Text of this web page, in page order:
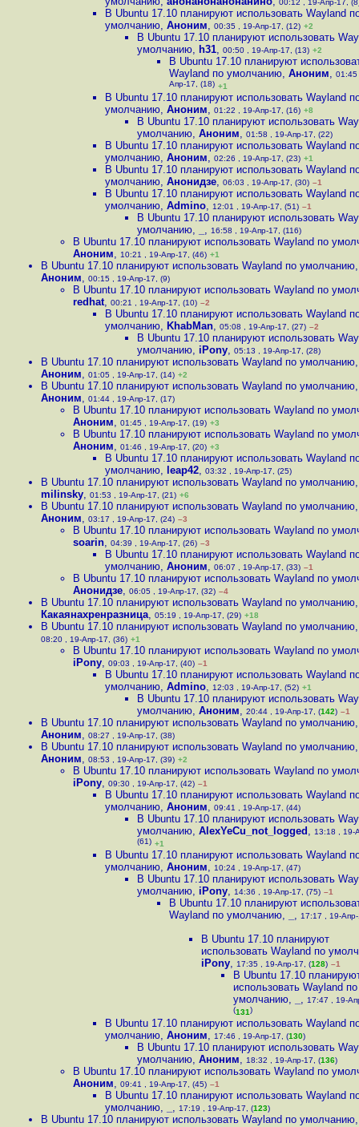
00:12 , 19-Апр-17,
В Ubuntu 17.10 планируют использовать Wayland
умолчанию, Аноним, 00:35 , 19-Апр-17, (12) +2
В Ubuntu 17.10 планируют использовать
умолчанию, h31, 00:50 , 19-Апр-17, (13) +2
В Ubuntu 17.10 планируют
Wayland по умолчанию, Аноним, 01:45
Апр-17, (18) +1
В Ubuntu 17.10 планируют использовать Wayland
умолчанию, Аноним, 01:22 , 19-Апр-17, (16) +8
В Ubuntu 17.10 планируют использовать
умолчанию, Аноним, 01:58 , 19-Апр-17, (22)
В Ubuntu 17.10 планируют использовать Wayland
умолчанию, Аноним, 02:26 , 19-Апр-17, (23) +1
В Ubuntu 17.10 планируют использовать Wayland
умолчанию, Анонидзе, 06:03 , 19-Апр-17, (30) –1
В Ubuntu 17.10 планируют использовать Wayland
умолчанию, Admino, 12:01 , 19-Апр-17, (51) –1
В Ubuntu 17.10 планируют использовать
умолчанию, , 16:58 , 19-Апр-17, (116)
В Ubuntu 17.10 планируют использовать Wayland по
Аноним, 10:21 , 19-Апр-17, (46) +1
В Ubuntu 17.10 планируют использовать Wayland по умолчанию,
Аноним, 00:15 , 19-Апр-17, (9)
В Ubuntu 17.10 планируют использовать Wayland по
redhat, 00:21 , 19-Апр-17, (10) –2
В Ubuntu 17.10 планируют использовать Wayland
умолчанию, KhabMan, 05:08 , 19-Апр-17, (27) –2
В Ubuntu 17.10 планируют использовать
умолчанию, iPony, 05:13 , 19-Апр-17, (28)
В Ubuntu 17.10 планируют использовать Wayland по умолчанию,
Аноним, 01:05 , 19-Апр-17, (14) +2
В Ubuntu 17.10 планируют использовать Wayland по умолчанию,
Аноним, 01:44 , 19-Апр-17, (17)
В Ubuntu 17.10 планируют использовать Wayland по
Аноним, 01:45 , 19-Апр-17, (19) +3
В Ubuntu 17.10 планируют использовать Wayland по
Аноним, 01:46 , 19-Апр-17, (20) +3
В Ubuntu 17.10 планируют использовать Wayland
умолчанию, leap42, 03:32 , 19-Апр-17, (25)
В Ubuntu 17.10 планируют использовать Wayland по умолчанию,
milinsky, 01:53 , 19-Апр-17, (21) +6
В Ubuntu 17.10 планируют использовать Wayland по умолчанию,
Аноним, 03:17 , 19-Апр-17, (24) –3
В Ubuntu 17.10 планируют использовать Wayland по
soarin, 04:39 , 19-Апр-17, (26) –3
В Ubuntu 17.10 планируют использовать Wayland
умолчанию, Аноним, 06:07 , 19-Апр-17, (33) –1
В Ubuntu 17.10 планируют использовать Wayland по
Анонидзе, 06:05 , 19-Апр-17, (32) –4
В Ubuntu 17.10 планируют использовать Wayland по умолчанию,
Какаянахренразница, 05:19 , 19-Апр-17, (29) +18
В Ubuntu 17.10 планируют использовать Wayland по умолчанию
08:20 , 19-Апр-17, (36) +1
В Ubuntu 17.10 планируют использовать Wayland по
iPony, 09:03 , 19-Апр-17, (40) –1
В Ubuntu 17.10 планируют использовать Wayland
умолчанию, Admino, 12:03 , 19-Апр-17, (52) +1
В Ubuntu 17.10 планируют использовать
умолчанию, Аноним, 20:44 , 19-Апр-17, (142) –1
В Ubuntu 17.10 планируют использовать Wayland по умолчанию,
Аноним, 08:27 , 19-Апр-17, (38)
В Ubuntu 17.10 планируют использовать Wayland по умолчанию,
Аноним, 08:53 , 19-Апр-17, (39) +2
В Ubuntu 17.10 планируют использовать Wayland по
iPony, 09:30 , 19-Апр-17, (42) –1
В Ubuntu 17.10 планируют использовать Wayland
умолчанию, Аноним, 09:41 , 19-Апр-17, (44)
В Ubuntu 17.10 планируют использовать
умолчанию, AlexYeCu_not_logged , 13:18 , 19-
(61) +1
В Ubuntu 17.10 планируют использовать Wayland
умолчанию, Аноним, 10:24 , 19-Апр-17, (47)
В Ubuntu 17.10 планируют использовать
умолчанию, iPony, 14:36 , 19-Апр-17, (75) –1
В Ubuntu 17.10 планируют
Wayland по умолчанию, , 17:17 , 19-
В Ubuntu 17.10 планируют
использовать Wayland по
iPony, 17:35 , 19-Апр-17, (128) –1
В Ubuntu 17.10
использовать Wayland по
умолчанию, , 17:47 , 19-
(131)
В Ubuntu 17.10 планируют использовать Wayland
умолчанию, Аноним, 17:46 , 19-Апр-17, (130)
В Ubuntu 17.10 планируют использовать
умолчанию, Аноним, 18:32 , 19-Апр-17, (136)
В Ubuntu 17.10 планируют использовать Wayland по
Аноним, 09:41 , 19-Апр-17, (45) –1
В Ubuntu 17.10 планируют использовать Wayland
умолчанию, , 17:19 , 19-Апр-17, (123)
В Ubuntu 17.10 планируют использовать Wayland по умолчанию